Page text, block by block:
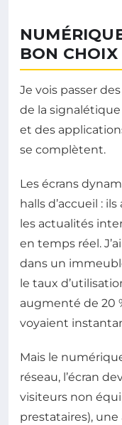
BON
Je vois passer
de la
et des
se complètent.
Les écrans
halls d’accueil :
les actualités
en temps réel.
dans un
le taux
augmenté de 20
voyaient
Mais le
réseau, l’écran
visiteurs non
prestataires),